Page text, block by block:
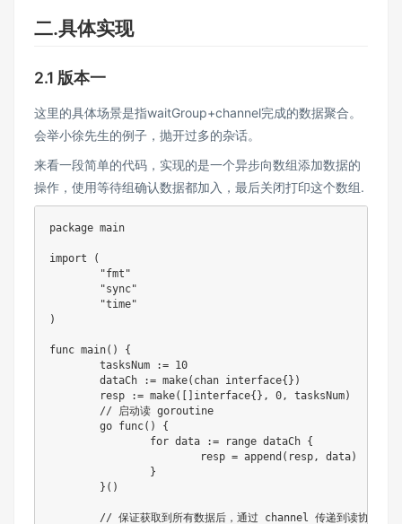
二.具体实现
2.1 版本一
这里的具体场景是指waitGroup+channel完成的数据聚合。
会举小徐先生的例子，抛开过多的杂话。
来看一段简单的代码，实现的是一个异步向数组添加数据的
操作，使用等待组确认数据都加入，最后关闭打印这个数组.
package main
import (
)
func main() {